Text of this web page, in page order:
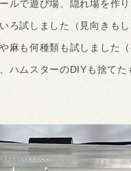
ルで遊び場、隠れ場を作
試しました（見向きも
麻も何種類も試しました
ハムスターのDIYも捨てた